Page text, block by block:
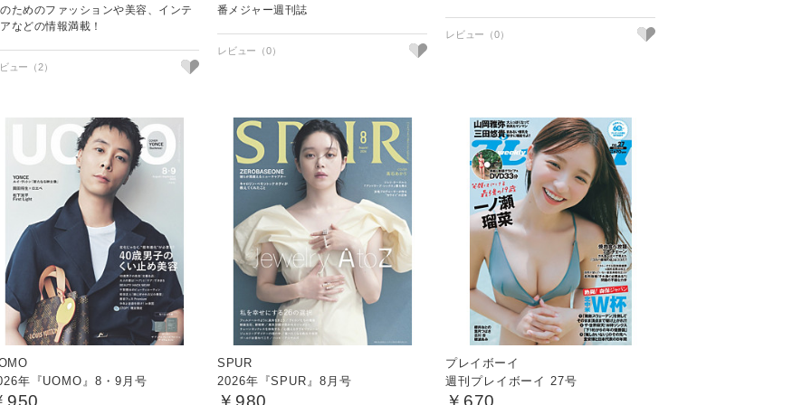
ためのファッションや美容、インテ
などの情報満載！
ュー（2）
番メジャー週刊誌
年『UOMO』8・9月号
950
SPUR
2026年『SPUR』8月号
￥980
プレイボーイ
週刊プレイボーイ 27号
￥670